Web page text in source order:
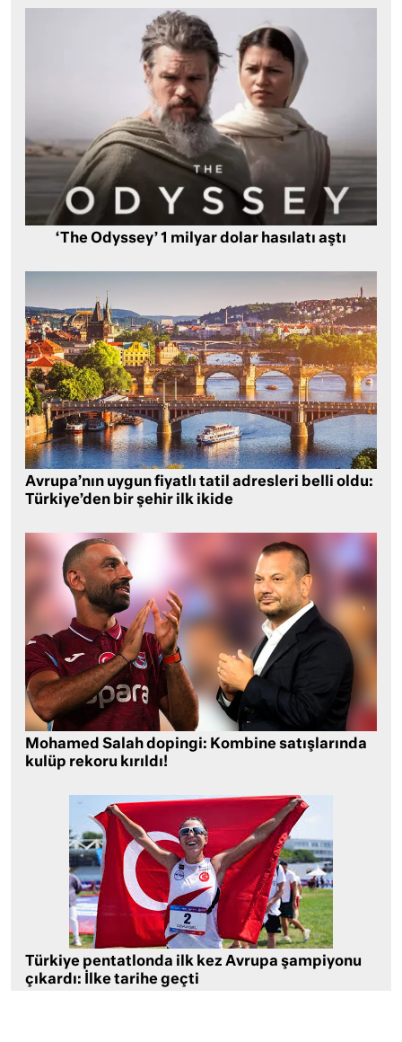
‘The Odyssey’ 1 milyar dolar hasılatı aştı
Avrupa’nın uygun fiyatlı tatil adresleri belli oldu:
Türkiye’den bir şehir ilk ikide
Mohamed Salah dopingi: Kombine satışlarında
kulüp rekoru kırıldı!
Türkiye pentatlonda ilk kez Avrupa şampiyonu
çıkardı: İlke tarihe geçti